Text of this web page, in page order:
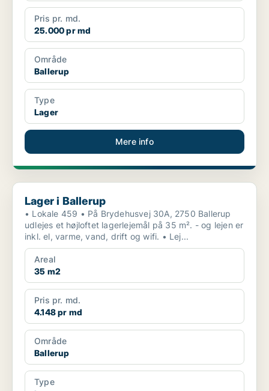
Pris pr. md.
25.000 pr md
Område
Ballerup
Type
Lager
Mere info
Lager i Ballerup
Lager i Ballerup
• Lokale 459 • På Brydehusvej 30A, 2750 Ballerup
udlejes et højloftet lagerlejemål på 35 m². - og lejen er
inkl. el, varme, vand, drift og wifi. • Lej...
Areal
35 m2
Pris pr. md.
4.148 pr md
Område
Ballerup
Type